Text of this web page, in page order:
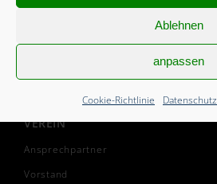
Ablehnen
anpassen
Cookie-Richtlinie Datenschutz
Mitglied werden
VEREIN
Ansprechpartner
Vorstand